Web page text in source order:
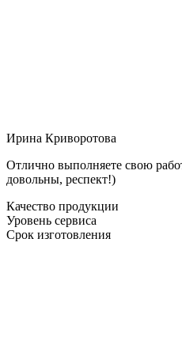
Ирина Криворотова
Отлично выполняете свою
довольны, респект!)
Качество продукции
Уровень сервиса
Срок изготовления